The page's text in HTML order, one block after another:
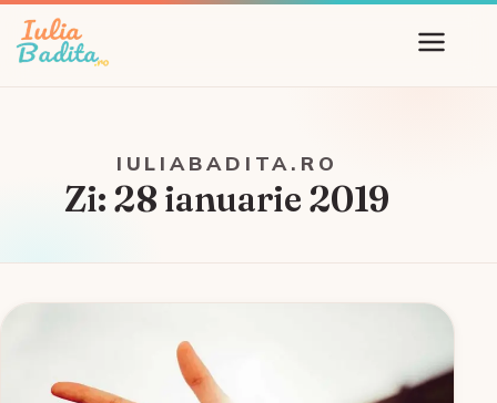
IULIABADITA.RO
Zi: 28 ianuarie 2019